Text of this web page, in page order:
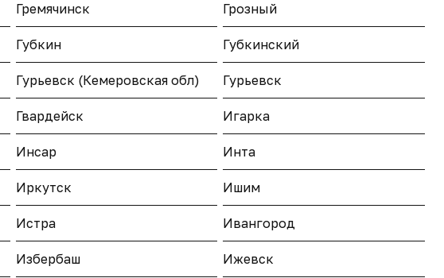
Гремячинск Грозный
Губкин Губкинский
Гурьевск (Кемеровская обл) Гурьевск
Гвардейск Игарка
Инсар Инта
Иркутск Ишим
Истра Ивангород
Избербаш Ижевск